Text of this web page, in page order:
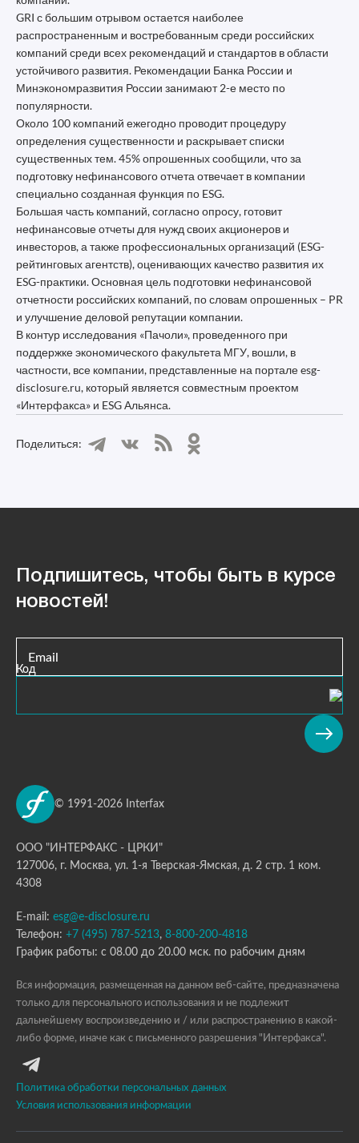
GRI с большим отрывом остается наиболее
распространенным и востребованным среди российских
компаний среди всех рекомендаций и стандартов в области
устойчивого развития. Рекомендации Банка России и
Минэкономразвития России занимают 2-е место по
популярности.
Около 100 компаний ежегодно проводит процедуру
определения существенности и раскрывает списки
существенных тем. 45% опрошенных сообщили, что за
подготовку нефинансового отчета отвечает в компании
специально созданная функция по ESG.
Большая часть компаний, согласно опросу, готовит
нефинансовые отчеты для нужд своих акционеров и
инвесторов, а также профессиональных организаций (ESG-
рейтинговых агентств), оценивающих качество развития их
ESG-практики. Основная цель подготовки нефинансовой
отчетности российских компаний, по словам опрошенных – PR
и улучшение деловой репутации компании.
В контур исследования «Пачоли», проведенного при
поддержке экономического факультета МГУ, вошли, в
частности, все компании, представленные на портале esg-
disclosure.ru, который является совместным проектом
«Интерфакса» и ESG Альянса.
Поделиться:
Подпишитесь, чтобы быть в курсе
новостей!
Email
Код
© 1991-2026 Interfax
ООО "ИНТЕРФАКС - ЦРКИ"
127006, г. Москва, ул. 1-я Тверская-Ямская, д. 2 стр. 1 ком.
4308
E-mail: esg@e-disclosure.ru
Телефон: +7 (495) 787-5213, 8-800-200-4818
График работы: с 08.00 до 20.00 мск. по рабочим дням
Вся информация, размещенная на данном веб-сайте, предназначена
только для персонального использования и не подлежит
дальнейшему воспроизведению и / или распространению в какой-
либо форме, иначе как с письменного разрешения "Интерфакса".
Политика обработки персональных данных
Условия использования информации